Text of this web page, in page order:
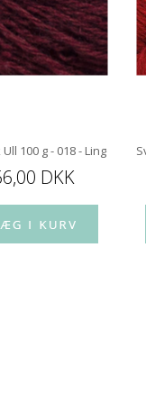
100 g - 018 -
DKK